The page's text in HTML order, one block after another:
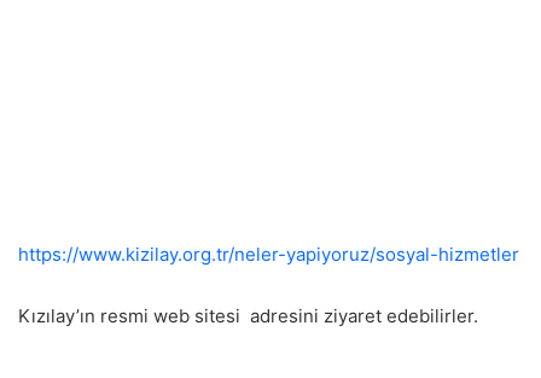
https://www.kizilay.org.tr/neler-yapiyoruz/sosyal-hizmetler
Kızılay’ın resmi web sitesi adresini ziyaret edebilirler.